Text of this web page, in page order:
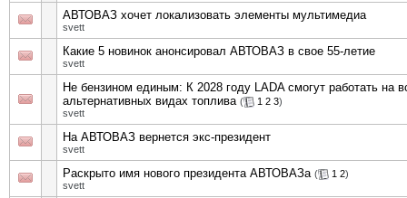
АВТОВАЗ хочет локализовать элементы мультимедиа
svett
Какие 5 новинок анонсировал АВТОВАЗ в свое 55-летие
svett
Не бензином единым: К 2028 году LADA смогут работать на
альтернативных видах топлива ( 1 2 3)
svett
На АВТОВАЗ вернется экс-президент
svett
Раскрыто имя нового президента АВТОВАЗа ( 1 2)
svett